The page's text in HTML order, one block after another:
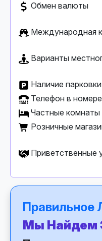
Обмен валюты
Международная
Варианты
Наличие парковки
Телефон в номере
Частные комнаты
Розничные
Приветственные
Правильное
Мы Найдем